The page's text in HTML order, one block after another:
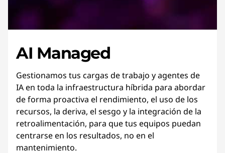
AI Managed
Gestionamos tus cargas de trabajo y agentes de
IA en toda la infraestructura híbrida para abordar
de forma proactiva el rendimiento, el uso de los
recursos, la deriva, el sesgo y la integración de la
retroalimentación, para que tus equipos puedan
centrarse en los resultados, no en el
mantenimiento.